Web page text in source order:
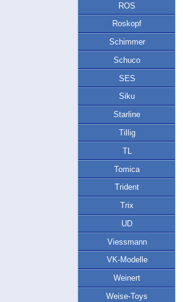
ROS
Roskopf
Schimmer
Schuco
SES
Siku
Starline
Tillig
TL
Tomica
Trident
Trix
UD
Viessmann
VK-Modelle
Weinert
Weise-Toys